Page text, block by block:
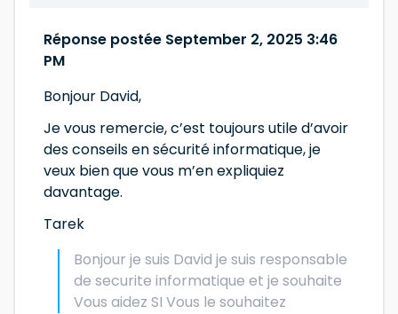
Réponse postée September 2, 2025 3:46
PM
Bonjour David,
Je vous remercie, c’est toujours utile d’avoir
des conseils en sécurité informatique, je
veux bien que vous m’en expliquiez
davantage.
Tarek
Bonjour je suis David je suis responsable
de securite informatique et je souhaite
Vous aidez SI Vous le souhaitez